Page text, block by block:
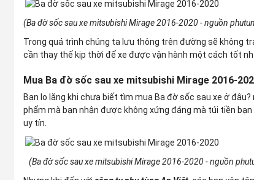
(Ba đờ sốc sau xe mitsubishi Mirage 2016-2020 - nguồn
Trong quá trình chúng ta lưu thông trên đường sẽ không
cần thay thế kịp thời để xe được vận hành một cách tốt
Mua Ba đờ sốc sau xe mitsubishi Mirage 2016-
Bạn lo lắng khi chưa biết tìm mua Ba đờ sốc sau xe ở
phẩm mà bạn nhận được không xứng đáng mà túi tiền
uy tín.
(Ba đờ sốc sau xe mitsubishi Mirage 2016-2020 - nguồn